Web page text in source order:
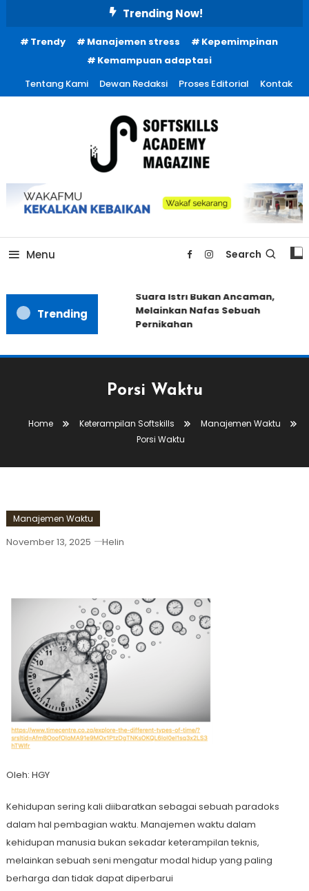
Content
Trending Now!
Trendy Manajemen stress
Kepemimpinan
Kemampuan adaptasi
Tentang Kami
Dewan Redaksi Proses Editorial Kontak
Menu Search
Trending
Suara Istri Bukan Ancaman,
Melainkan Nafas Sebuah
Pernikahan
Porsi Waktu
Home Keterampilan Softskills
Manajemen Waktu
Porsi Waktu
Manajemen Waktu
November 13, 2025 Helin
Oleh: HGY
Kehidupan sering kali diibaratkan sebagai sebuah paradoks
dalam hal pembagian waktu. Manajemen waktu dalam
kehidupan manusia bukan sekadar keterampilan teknis,
melainkan sebuah seni mengatur modal hidup yang paling
berharga dan tidak dapat diperbarui